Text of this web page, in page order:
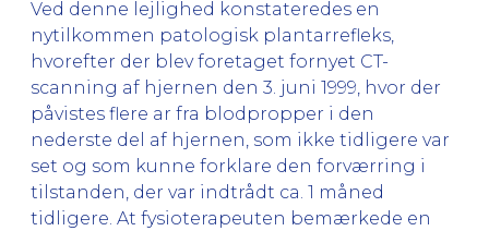
Ved denne lejlighed konstateredes en
nytilkommen patologisk plantarrefleks,
hvorefter der blev foretaget fornyet CT-
scanning af hjernen den 3. juni 1999, hvor der
påvistes flere ar fra blodpropper i den
nederste del af hjernen, som ikke tidligere var
set og som kunne forklare den forværring i
tilstanden, der var indtrådt ca. 1 måned
tidligere. At fysioterapeuten bemærkede en